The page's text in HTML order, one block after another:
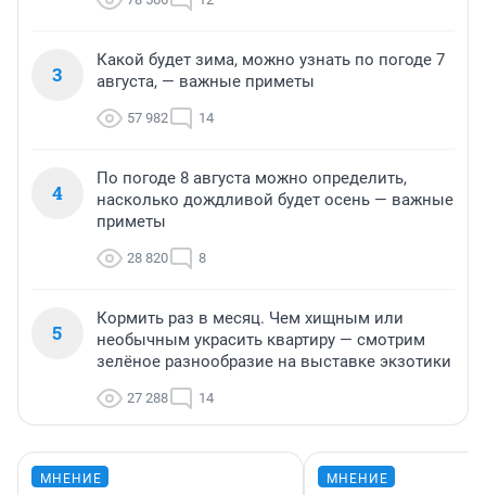
3
Какой будет зима, можно узнать по погоде 7
августа, — важные приметы
57 982 14
4
По погоде 8 августа можно определить,
насколько дождливой будет осень — важные
приметы
28 820 8
5
Кормить раз в месяц. Чем хищным или
необычным украсить квартиру — смотрим
зелёное разнообразие на выставке экзотики
27 288 14
МНЕНИЕ МНЕНИЕ